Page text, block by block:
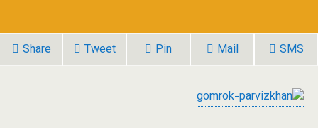
Share Tweet Pin Mail SMS